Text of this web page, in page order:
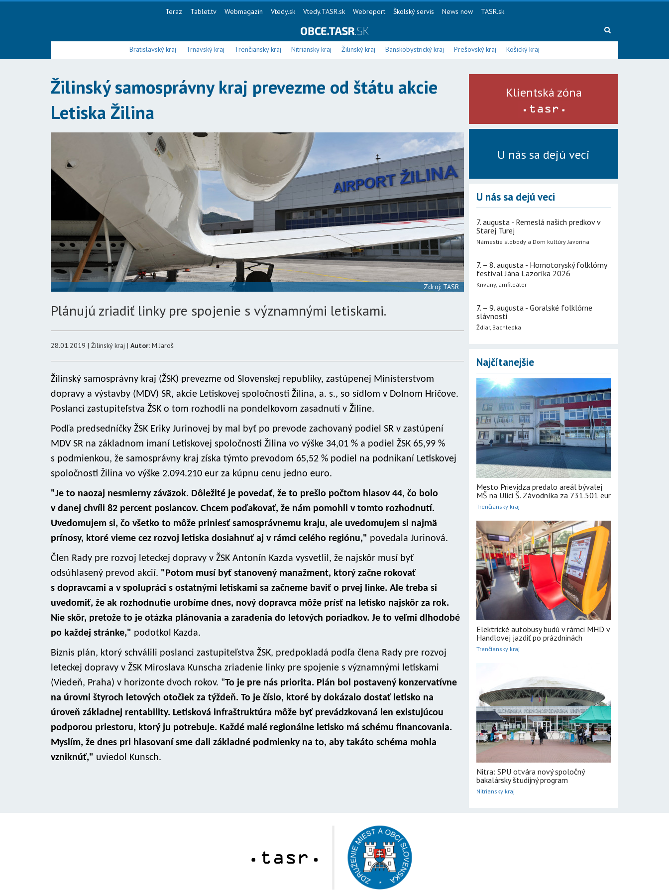
Teraz Tablet.tv Webmagazin Vtedy.sk Vtedy.TASR.sk Webreport Školský servis News now TASR.sk
Bratislavský kraj Trnavský kraj Trenčiansky kraj Nitriansky kraj Žilinský kraj Banskobystrický kraj Prešovský kraj Košický kraj
Žilinský samosprávny kraj prevezme od štátu akcie
Letiska Žilina
Zdroj: TASR
Plánujú zriadiť linky pre spojenie s významnými letiskami.
28.01.2019 | Žilinský kraj | Autor: M.Jaroš
Žilinský samosprávny kraj (ŽSK) prevezme od Slovenskej republiky, zastúpenej Ministerstvom
dopravy a výstavby (MDV) SR, akcie Letiskovej spoločnosti Žilina, a. s., so sídlom v Dolnom Hričove.
Poslanci zastupiteľstva ŽSK o tom rozhodli na pondelkovom zasadnutí v Žiline.
Podľa predsedníčky ŽSK Eriky Jurinovej by mal byť po prevode zachovaný podiel SR v zastúpení
MDV SR na základnom imaní Letiskovej spoločnosti Žilina vo výške 34,01 % a podiel ŽSK 65,99 %
s podmienkou, že samosprávny kraj získa týmto prevodom 65,52 % podiel na podnikaní Letiskovej
spoločnosti Žilina vo výške 2.094.210 eur za kúpnu cenu jedno euro.
"Je to naozaj nesmierny záväzok. Dôležité je povedať, že to prešlo počtom hlasov 44, čo bolo
v danej chvíli 82 percent poslancov. Chcem poďakovať, že nám pomohli v tomto rozhodnutí.
Uvedomujem si, čo všetko to môže priniesť samosprávnemu kraju, ale uvedomujem si najmä
prínosy, ktoré vieme cez rozvoj letiska dosiahnuť aj v rámci celého regiónu," povedala Jurinová.
Člen Rady pre rozvoj leteckej dopravy v ŽSK Antonín Kazda vysvetlil, že najskôr musí byť
odsúhlasený prevod akcií. "Potom musí byť stanovený manažment, ktorý začne rokovať
s dopravcami a v spolupráci s ostatnými letiskami sa začneme baviť o prvej linke. Ale treba si
uvedomiť, že ak rozhodnutie urobíme dnes, nový dopravca môže prísť na letisko najskôr za rok.
Nie skôr, pretože to je otázka plánovania a zaradenia do letových poriadkov. Je to veľmi dlhodobé
po každej stránke," podotkol Kazda.
Biznis plán, ktorý schválili poslanci zastupiteľstva ŽSK, predpokladá podľa člena Rady pre rozvoj
leteckej dopravy v ŽSK Miroslava Kunscha zriadenie linky pre spojenie s významnými letiskami
(Viedeň, Praha) v horizonte dvoch rokov. "To je pre nás priorita. Plán bol postavený konzervatívne
na úrovni štyroch letových otočiek za týždeň. To je číslo, ktoré by dokázalo dostať letisko na
úroveň základnej rentability. Letisková infraštruktúra môže byť prevádzkovaná len existujúcou
podporou priestoru, ktorý ju potrebuje. Každé malé regionálne letisko má schému financovania.
Myslím, že dnes pri hlasovaní sme dali základné podmienky na to, aby takáto schéma mohla
vzniknúť," uviedol Kunsch.
Klientská zóna
U nás sa dejú veci
U nás sa dejú veci
7. augusta - Remeslá našich predkov v
Starej Turej
Námestie slobody a Dom kultúry Javorina
7. – 8. augusta - Hornotoryský folklórny
festival Jána Lazoríka 2026
Krivany, amfiteáter
7. – 9. augusta - Goralské folklórne
slávnosti
Ždiar, Bachledka
Najčítanejšie
Mesto Prievidza predalo areál bývalej
MŠ na Ulici Š. Závodníka za 731.501 eur
Trenčiansky kraj
Elektrické autobusy budú v rámci MHD v
Handlovej jazdiť po prázdninách
Trenčiansky kraj
Nitra: SPU otvára nový spoločný
bakalársky študijný program
Nitriansky kraj